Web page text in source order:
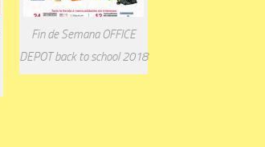
Fin de Semana OFFICE
DEPOT back to school 2018